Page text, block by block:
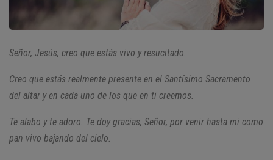
Señor, Jesús, creo que estás vivo y resucitado.
Creo que estás realmente presente en el Santísimo Sacramento
del altar y en cada uno de los que en ti creemos.
Te alabo y te adoro. Te doy gracias, Señor, por venir hasta mi como
pan vivo bajando del cielo.